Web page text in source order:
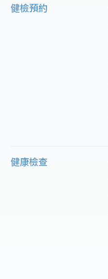
健檢預約
健康檢查